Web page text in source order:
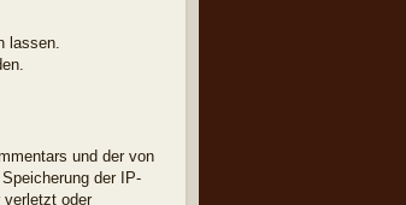
lassen.
und der von
der IP-
verletzt oder